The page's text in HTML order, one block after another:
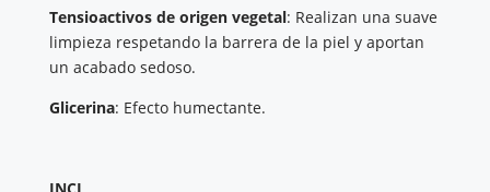
Tensioactivos de origen vegetal: Realizan una suave
limpieza respetando la barrera de la piel y aportan
un acabado sedoso.
Glicerina: Efecto humectante.